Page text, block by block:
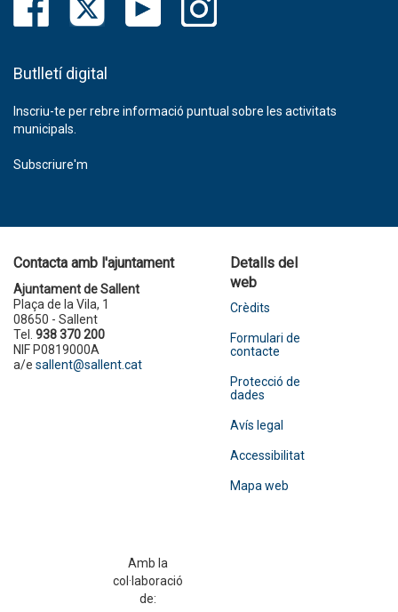
Butlletí digital
Inscriu-te per rebre informació puntual sobre les activitats
municipals.
Subscriure'm
Contacta amb l'ajuntament
Ajuntament de Sallent
Plaça de la Vila, 1
08650 - Sallent
Tel. 938 370 200
NIF P0819000A
a/e sallent@sallent.cat
Detalls del
web
Crèdits
Formulari de
contacte
Protecció de
dades
Avís legal
Accessibilitat
Mapa web
Amb la
col·laboració
de: